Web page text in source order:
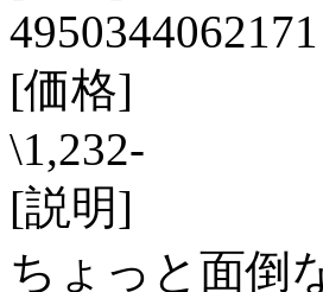
4950344062171
[価格]
\1,232-
[説明]
ちょっと面倒